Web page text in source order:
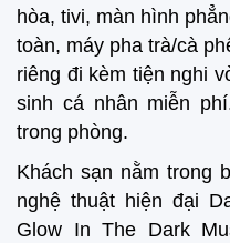
hòa, tivi, màn hình
toàn, máy pha trà/cà
riêng đi kèm tiện nghi
sinh cá nhân miễn
trong phòng.
Khách sạn nằm trong
nghệ thuật hiện đại
Glow In The Dark